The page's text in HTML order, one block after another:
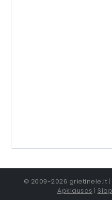
© 2009-2026 grietinele.lt |
Apklausos |